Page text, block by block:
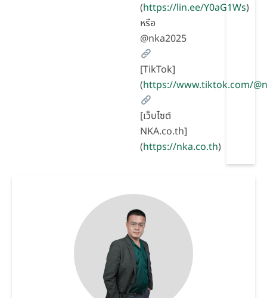
(https://lin.ee/Y0aG1Ws)
หรือ
@nka2025
[TikTok]
(https://www.tiktok.com/
[เว็บไซต์
NKA.co.th]
(https://nka.co.th)